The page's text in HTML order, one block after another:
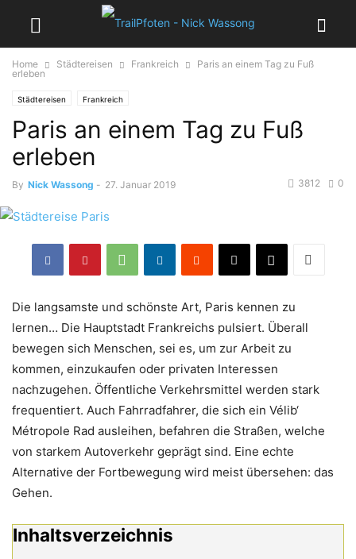
Home Städtereisen Frankreich
Paris an einem Tag zu Fuß
erleben
Städtereisen Frankreich
Paris an einem Tag zu Fuß
erleben
By Nick Wassong - 27. Januar 2019 0
3812
Die langsamste und schönste Art, Paris kennen zu
lernen… Die Hauptstadt Frankreichs pulsiert. Überall
bewegen sich Menschen, sei es, um zur Arbeit zu
kommen, einzukaufen oder privaten Interessen
nachzugehen. Öffentliche Verkehrsmittel werden stark
frequentiert. Auch Fahrradfahrer, die sich ein Vélib‘
Métropole Rad ausleihen, befahren die Straßen, welche
von starkem Autoverkehr geprägt sind. Eine echte
Alternative der Fortbewegung wird meist übersehen: das
Gehen.
Inhaltsverzeichnis